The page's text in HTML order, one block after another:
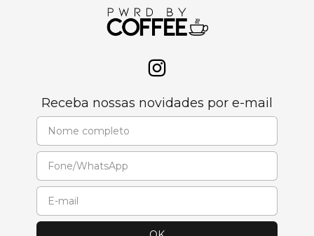
Receba nossas novidades por e-mail